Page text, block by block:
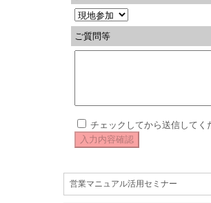
ご質問等
チェックしてから送信してく
営業マニュアル活用セミナー